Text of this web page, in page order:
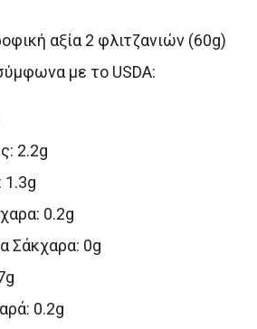
αξία 2 φλιτζανιών (60g)
με το USDA:
2.2g
1.3g
0.2g
Σάκχαρα: 0g
0.2g